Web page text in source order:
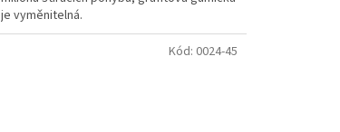
je vyměnitelná.
Kód: 0024-45